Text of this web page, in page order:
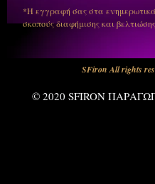
*Η εγγραφή σας στα ενημερωτικά
σκοπούς διαφήμισης και
SFiron All rights
© 2020 SFIRON